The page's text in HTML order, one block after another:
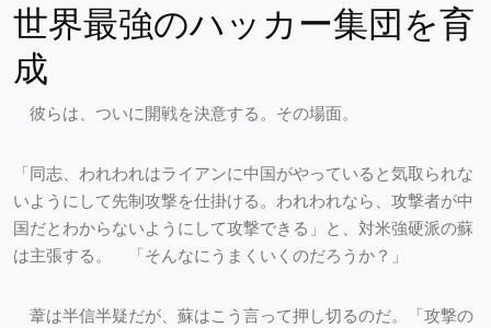
世界最強のハッカー集団を育
成
彼らは、ついに開戦を決意する。その場面。
「同志、われわれはライアンに中国がやっていると気取られな
いようにして先制攻撃を仕掛ける。われわれなら、攻撃者が中
国だとわからないようにして攻撃できる」と、対米強硬派の蘇
は主張する。 「そんなにうまくいくのだろうか？」
葦は半信半疑だが、蘇はこう言って押し切るのだ。「攻撃の